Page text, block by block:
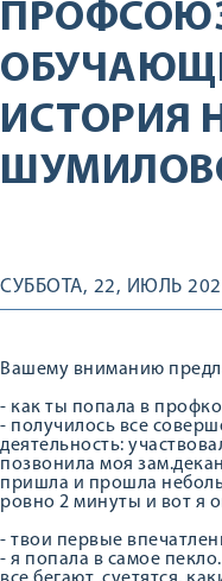
ИСТОРИЯ
СУББОТА, 22, ИЮЛЬ
Вашему вниманию
- как ты попала в
- получилось все
деятельность:
позвонила моя
пришла и прошла
ровно 2 минуты и вот я
- твои первые
- я попала в самое